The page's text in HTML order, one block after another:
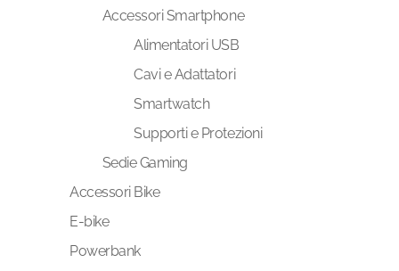
Accessori Smartphone
Alimentatori USB
Cavi e Adattatori
Smartwatch
Supporti e Protezioni
Sedie Gaming
Accessori Bike
E-bike
Powerbank